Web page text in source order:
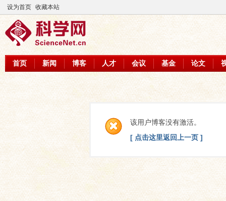
设为首页 收藏本站
首页 新闻 博客 人才 会议 基金 论文
该用户博客没有激活。
[ 点击这里返回上一页 ]